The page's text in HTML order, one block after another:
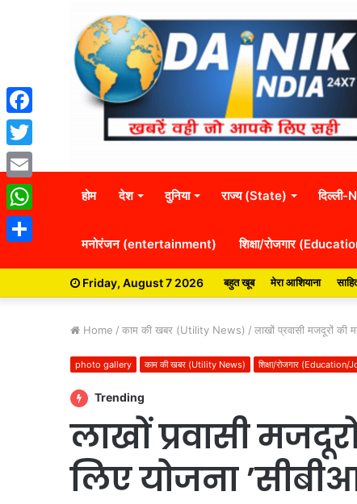
होम देश दुनिया राज्य (State) दिल्ली-
मनोरंजन (entertainment) शिक्षा/रोजगार
Friday, August 7 2026 बहुत खूब मेरा आशियाना
Home / काम की खबर (Utility News) / लाखों प्रवासी मजदूरों की
photo gallery काम की खबर (Utility News) शिक्षा/रोजगार (Education/
Trending
लाखों प्रवासी
लिए योजना
Facebook
Twitter
Email
WhatsApp